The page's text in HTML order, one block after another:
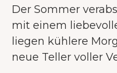
Der Sommer
mit einem
liegen kühlere
neue Teller voller
Unsere